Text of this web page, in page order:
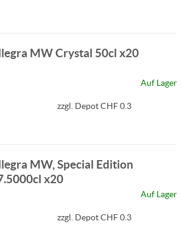
MW Crystal 50cl x20
Auf Lager
zzgl. Depot CHF 0.3
MW, Special Edition
x20
Auf Lager
zzgl. Depot CHF 0.3